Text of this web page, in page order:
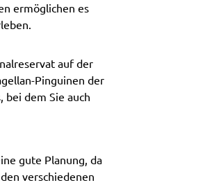
ermöglichen es
auf der
Pinguinen der
bei dem Sie auch
gute Planung, da
verschiedenen